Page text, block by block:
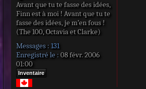
Avant que tu te fasse des idées,
Finn est à moi ! Avant que tu te
fasse des idées, je m’en fous !
(The 100, Octavia et Clarke)
Messages : 131
Enregistré le : 08 févr. 2006
01:00
Inventaire